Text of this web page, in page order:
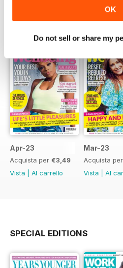
OK
Do not sell or share my
EDIZIONI INDIETRO
Apr-23
Acquista per €3,49
Vista
Al carrello
Mar-23
Acquista per
Vista
Al
SPECIAL EDITIONS